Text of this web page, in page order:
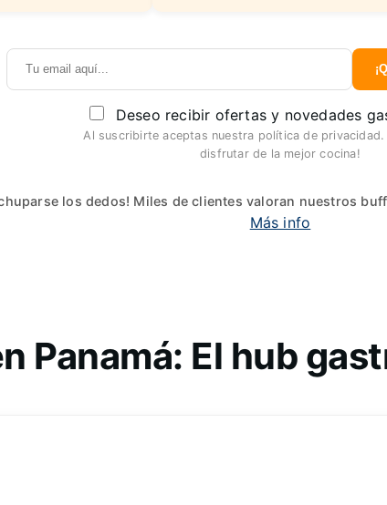
Deseo recibir ofertas y novedades
Al suscribirte aceptas nuestra política de privacidad.
disfrutar de la mejor cocina!
chuparse los dedos! Miles de clientes valoran nuestros
Más info
Panamá: El hub